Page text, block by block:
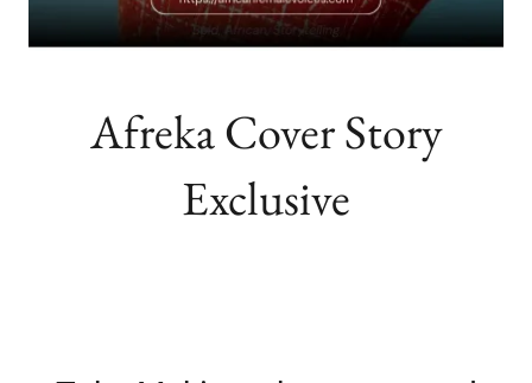
Afreka Cover Story
Exclusive